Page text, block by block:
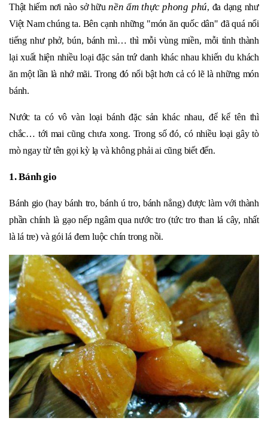
Thật hiếm nơi nào sở hữu nền ẩm thực phong phú, đa dạng như
Việt Nam chúng ta. Bên cạnh những "món ăn quốc dân" đã quá nổi
tiếng như phở, bún, bánh mì… thì mỗi vùng miền, mỗi tỉnh thành
lại xuất hiện nhiều loại đặc sản trứ danh khác nhau khiến du khách
ăn một lần là nhớ mãi. Trong đó nổi bật hơn cả có lẽ là những món
bánh.
Nước ta có vô vàn loại bánh đặc sản khác nhau, để kể tên thì
chắc… tới mai cũng chưa xong. Trong số đó, có nhiều loại gây tò
mò ngay từ tên gọi kỳ lạ và không phải ai cũng biết đến.
1. Bánh gio
Bánh gio (hay bánh tro, bánh ú tro, bánh nẳng) được làm với thành
phần chính là gạo nếp ngâm qua nước tro (tức tro than lá cây, nhất
là lá tre) và gói lá đem luộc chín trong nồi.